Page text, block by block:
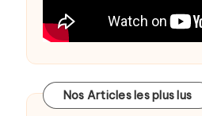
Nos Articles les plus lus